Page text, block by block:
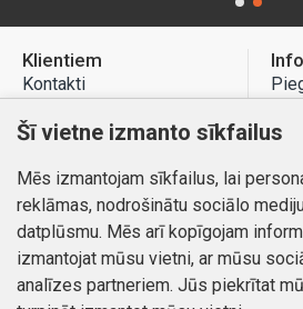
Klientiem
Kontakti
Preču atgriešana
Mans profils
Pasūtījumi
Šī vietne izmanto sīkfailus
Mēs izmantojam sīkfailus, lai
reklāmas, nodrošinātu sociālo
datplūsmu. Mēs arī kopīgojam
izmantojat mūsu vietni, ar mūsu
analīzes partneriem. Jūs piekrītat